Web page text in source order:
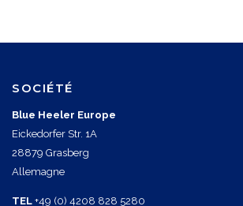
SOCIÉTÉ
Blue Heeler Europe
Eickedorfer Str. 1A
28879 Grasberg
Allemagne
TEL +49 (0) 4208 828 5280